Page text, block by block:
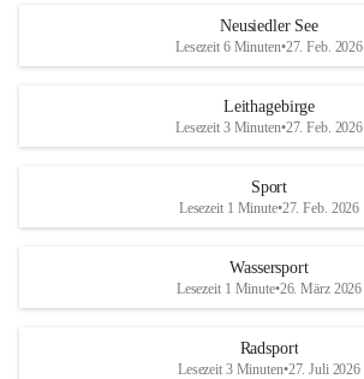
S
und den daraus folgenden wirtschaftlichen
Maßnahmen zur Bekämpfung
Rebe und der Amerikanischen
Anhang VBl. EU Nr. 18
1 Seite•1,4 MB
VBl. EU Nr. 18_2026
r
S
Neusiedler See
Lesezeit 6 Minuten•27. Feb. 2026
Leithagebirge
Lesezeit 3 Minuten•27. Feb. 2026
Sport
Lesezeit 1 Minute•27. Feb. 2026
Wassersport
Lesezeit 1 Minute•26. März 2026
Radsport
Lesezeit 3 Minuten•27. Juli 2026